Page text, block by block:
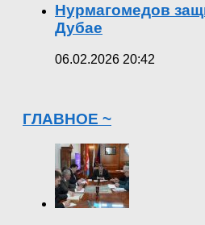
Нурмагомедов
Дубае
06.02.2026 20:42
ГЛАВНОЕ ~